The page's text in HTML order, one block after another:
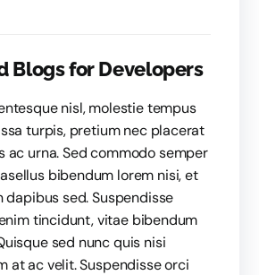
Blogs for Developers
nisl, molestie tempus
turpis, pretium nec placerat
ac urna. Sed commodo semper
bibendum lorem nisi, et
sed. Suspendisse
tincidunt, vitae bibendum
sed nunc quis nisi
at ac velit. Suspendisse orci